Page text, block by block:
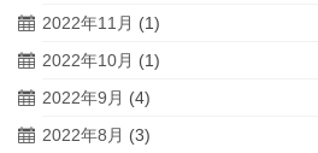
2022年11月 (1)
2022年10月 (1)
2022年9月 (4)
2022年8月 (3)